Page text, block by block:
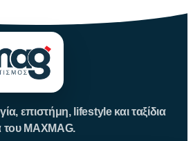
επιστήμη, lifestyle και ταξίδια
του MAXMAG.